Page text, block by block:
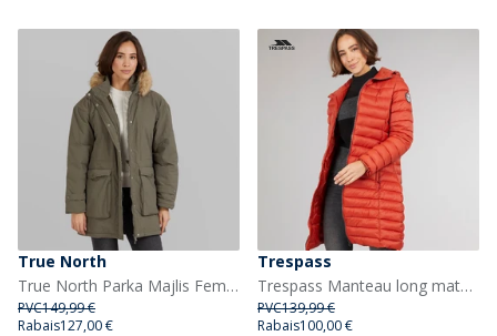
True North
True North Parka Majlis Femme Vert Armée
PVC149,99 €
Rabais127,00 €
Trespass
Trespass Manteau long matelassé à Capuche Briarlea Femme Burnt Orange
PVC139,99 €
Rabais100,00 €